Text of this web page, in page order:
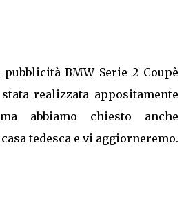
BMW Serie 2 Coupè
realizzata appositamente
abbiamo chiesto anche
tedesca e vi aggiorneremo.